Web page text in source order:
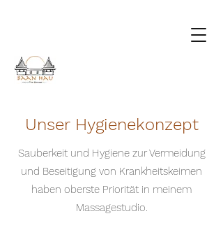
Unser Hygienekonzept
Sauberkeit und Hygiene zur Vermeidung
und Beseitigung von Krankheitskeimen
haben oberste Priorität in meinem
Massagestudio.